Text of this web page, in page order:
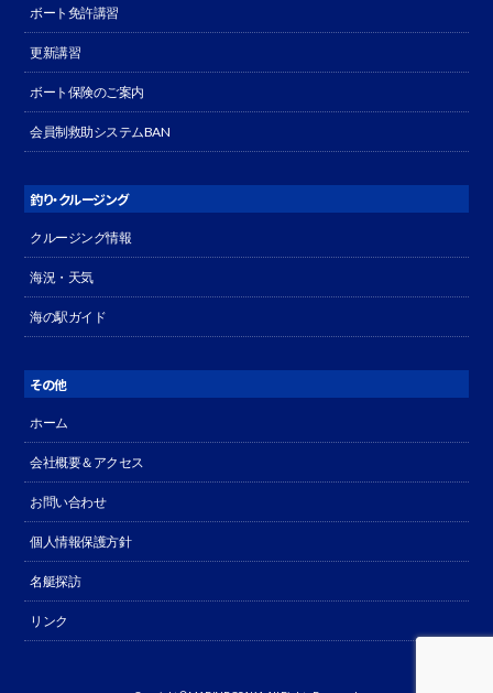
ボート免許講習
更新講習
ボート保険のご案内
会員制救助システムBAN
釣り・クルージング
クルージング情報
海況・天気
海の駅ガイド
その他
ホーム
会社概要＆アクセス
お問い合わせ
個人情報保護方針
名艇探訪
リンク